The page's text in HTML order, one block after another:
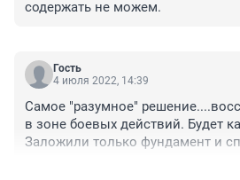
содержать не можем.
Гость
4 июля 2022, 14:39
Самое "разумное"
в зоне боевых действий. Будет
Заложили только фундамент и